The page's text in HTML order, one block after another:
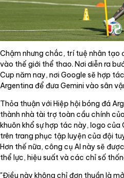
Chậm nhưng chắc, trí tuệ nhân tạo
vào thế giới thể thao. Nơi diễn ra
Cup năm nay, nơi Google sẽ hợp
Argentina để đưa Gemini vào sân
Thỏa thuận với Hiệp hội bóng đá
thành nhà tài trợ toàn cầu chính
khuôn khổ sự hợp tác này, logo của
trên trang phục tập luyện của đội
Hơn thế nữa, công cụ AI này sẽ
thể lực, hiệu suất và các chỉ số
"Điều này không chỉ đơn thuần là